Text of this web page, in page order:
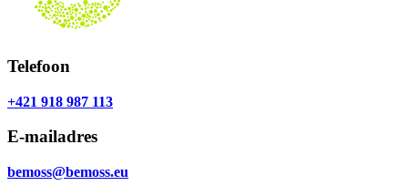
Telefoon
+421 918 987 113
E-mailadres
bemoss@bemoss.eu